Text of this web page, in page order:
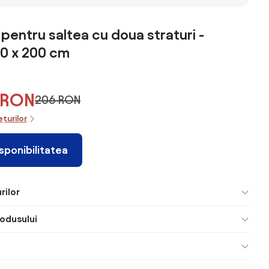
saltea cu doua straturi -
x 200 cm
206 RON